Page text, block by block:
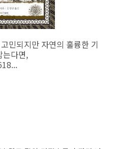
민되지만 자연의 훌륭한 기
는다면,